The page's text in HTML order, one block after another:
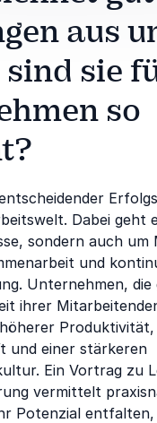
aus
sie
so
Dabei geht
sondern auch um
und
Unternehmen, die
ihrer
Produktivität,
und einer stärkeren
Ein Vortrag zu
vermittelt
Potenzial entfalten,